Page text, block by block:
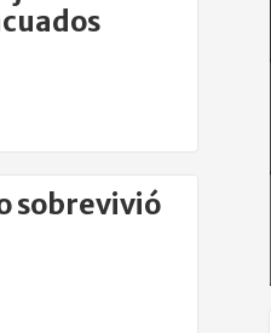
sobrevivió